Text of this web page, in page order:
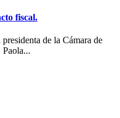
fiscal.
de la Cámara de